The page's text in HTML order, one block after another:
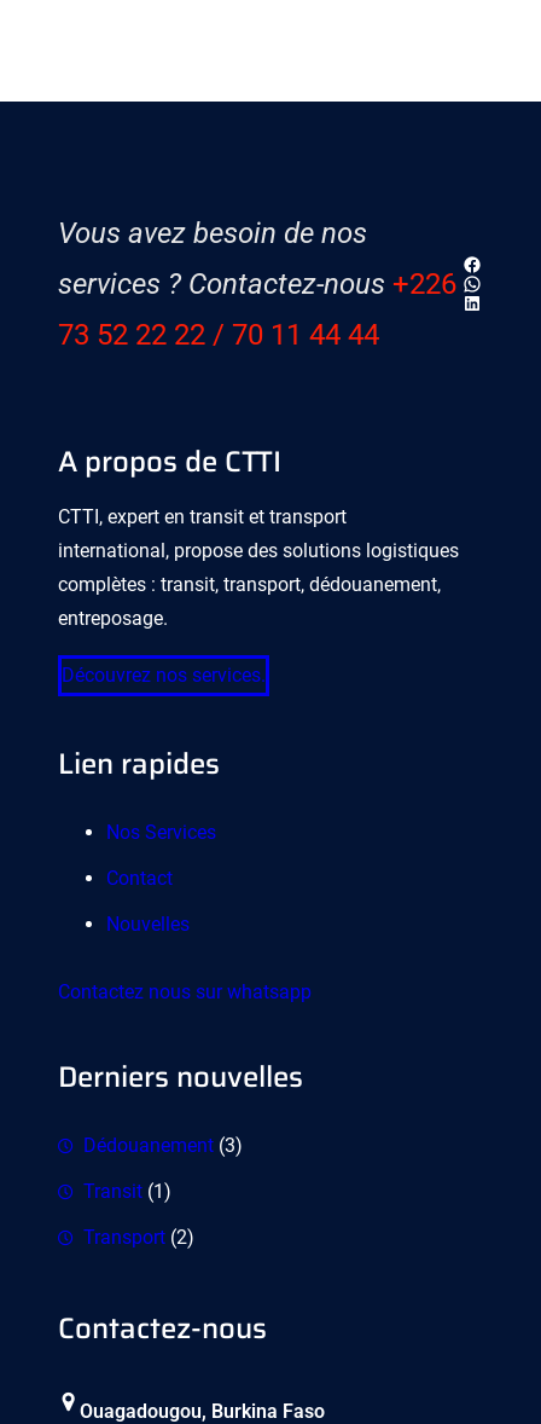
Vous avez besoin de nos
services ? Contactez-nous +226
73 52 22 22 / 70 11 44 44
LinkedIn
A propos de CTTI
CTTI, expert en transit et transport
international, propose des solutions logistiques
complètes : transit, transport, dédouanement,
entreposage.
Découvrez nos services.
Lien rapides
Nos Services
Contact
Nouvelles
Contactez nous sur whatsapp
Derniers nouvelles
Dédouanement (3)
Transit (1)
Transport (2)
Contactez-nous
Ouagadougou, Burkina Faso